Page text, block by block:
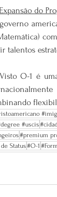
do
talentos
O-1 é
#uscis
#premium
Status#O-1